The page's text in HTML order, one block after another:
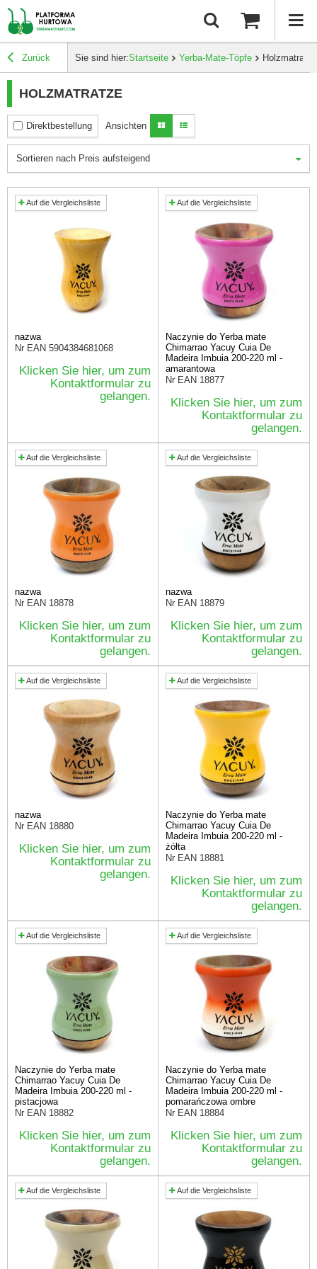
Zurück Sie sind hier:Startseite Yerba-Mate-Töpfe Holzmatratze
HOLZMATRATZE
Direktbestellung Ansichten
Sortieren nach Preis aufsteigend
Auf die Vergleichsliste
nazwa
Nr EAN 5904384681068
Klicken Sie hier, um zum
Kontaktformular zu
gelangen.
Auf die Vergleichsliste
Naczynie do Yerba mate
Chimarrao Yacuy Cuia De
Madeira Imbuia 200-220 ml -
amarantowa
Nr EAN 18877
Klicken Sie hier, um zum
Kontaktformular zu
gelangen.
Auf die Vergleichsliste
nazwa
Nr EAN 18878
Klicken Sie hier, um zum
Kontaktformular zu
gelangen.
Auf die Vergleichsliste
nazwa
Nr EAN 18879
Klicken Sie hier, um zum
Kontaktformular zu
gelangen.
Auf die Vergleichsliste
nazwa
Nr EAN 18880
Klicken Sie hier, um zum
Kontaktformular zu
gelangen.
Auf die Vergleichsliste
Naczynie do Yerba mate
Chimarrao Yacuy Cuia De
Madeira Imbuia 200-220 ml -
żółta
Nr EAN 18881
Klicken Sie hier, um zum
Kontaktformular zu
gelangen.
Auf die Vergleichsliste
Naczynie do Yerba mate
Chimarrao Yacuy Cuia De
Madeira Imbuia 200-220 ml -
pistacjowa
Nr EAN 18882
Klicken Sie hier, um zum
Kontaktformular zu
gelangen.
Auf die Vergleichsliste
Naczynie do Yerba mate
Chimarrao Yacuy Cuia De
Madeira Imbuia 200-220 ml -
pomarańczowa ombre
Nr EAN 18884
Klicken Sie hier, um zum
Kontaktformular zu
gelangen.
Auf die Vergleichsliste Auf die Vergleichsliste